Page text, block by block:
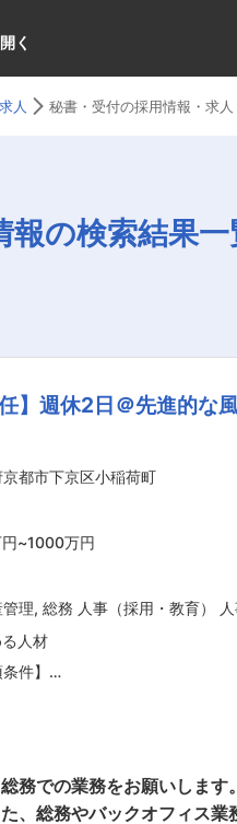
く
人 秘書・受付の採用情報・求人
報の検索結果一
】週休2日＠先進的な
都市下京区小稲荷町
~1000万円
理, 総務 人事（採用・教育）
人材
条件】
配、スケジュール管理などで
総務での業務をお願いしま
総務やバックオフィス業務